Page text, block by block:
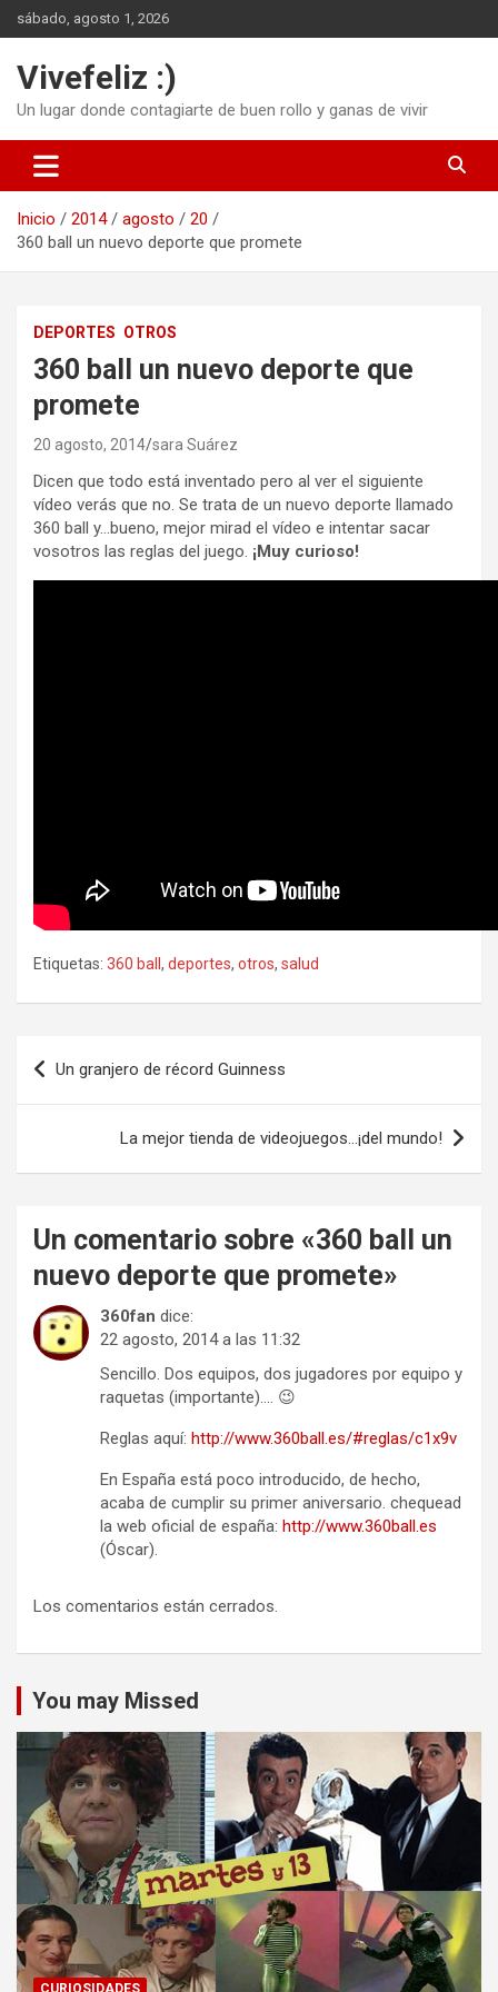
Saltar
al
sábado, agosto 1, 2026
Vivefeliz :)
Un lugar donde contagiarte de buen rollo y ganas de vivir
Inicio 2014 agosto
20
360 ball un nuevo deporte que promete
DEPORTES OTROS
360 ball un nuevo deporte que
promete
20 agosto, 2014 sara Suárez
Dicen que todo está inventado pero al ver el siguiente
vídeo verás que no. Se trata de un nuevo deporte llamado
360 ball y…bueno, mejor mirad el vídeo e intentar sacar
vosotros las reglas del juego. ¡Muy curioso!
Etiquetas: 360 ball , deportes, otros, salud
Navegación
de
entradas
Un granjero de récord Guinness
La mejor tienda de videojuegos…¡del mundo!
Un comentario sobre «360 ball un
nuevo deporte que promete»
360fan dice:
22 agosto, 2014 a las 11:32
Sencillo. Dos equipos, dos jugadores por equipo y
raquetas (importante)…. 😉
Reglas aquí: http://www.360ball.es/#reglas/c1x9v
En España está poco introducido, de hecho,
acaba de cumplir su primer aniversario. chequead
la web oficial de españa: http://www.360ball.es
(Óscar).
Los comentarios están cerrados.
You may Missed
CURIOSIDADES